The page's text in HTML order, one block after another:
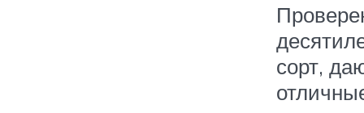
сорт,